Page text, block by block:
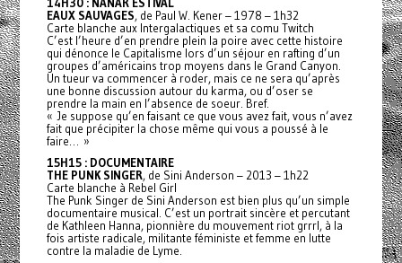
EAUX SAUVAGES, de Paul W. Kener – 1978 – 1h32
Carte blanche aux Intergalactiques et sa comu Twitch
C’est l’heure d’en prendre plein la poire avec cette histoire
qui dénonce le Capitalisme lors d’un séjour en rafting d’un
groupes d’américains trop moyens dans le Grand Canyon.
Un tueur va commencer à roder, mais ce ne sera qu’après
une bonne discussion autour du karma, ou d’oser se
prendre la main en l’absence de soeur. Bref.
« Je suppose qu’en faisant ce que vous avez fait, vous n’avez
fait que précipiter la chose même qui vous a poussé à le
faire… »
15H15 : DOCUMENTAIRE
THE PUNK SINGER, de Sini Anderson – 2013 – 1h22
Carte blanche à Rebel Girl
The Punk Singer de Sini Anderson est bien plus qu’un simple
documentaire musical. C’est un portrait sincère et percutant
de Kathleen Hanna, pionnière du mouvement riot grrrl, à la
fois artiste radicale, militante féministe et femme en lutte
contre la maladie de Lyme.